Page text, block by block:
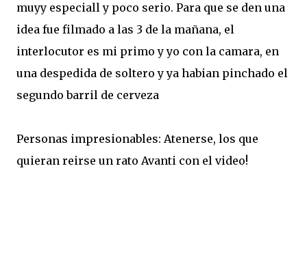
muyy especiall y poco serio. Para que se den una
idea fue filmado a las 3 de la mañana, el
interlocutor es mi primo y yo con la camara, en
una despedida de soltero y ya habian pinchado el
segundo barril de cerveza
Personas impresionables: Atenerse, los que
quieran reirse un rato Avanti con el video!